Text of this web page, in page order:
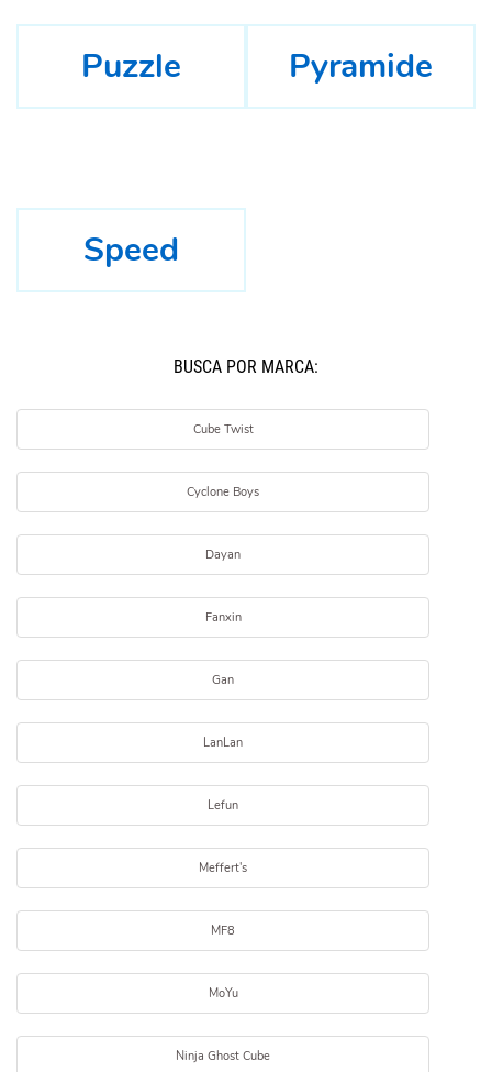
Puzzle Pyramide
Speed
BUSCÁ POR MARCA:
Cube Twist
Cyclone Boys
Dayan
Fanxin
Gan
LanLan
Lefun
Meffert's
MF8
MoYu
Ninja Ghost Cube